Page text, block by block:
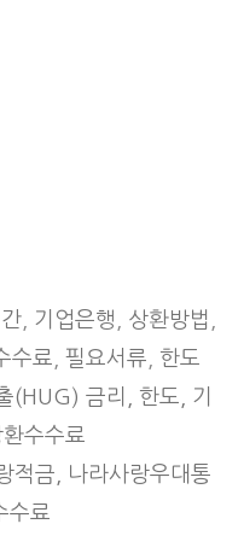
, 기업은행 상환방법
수료 필요서류
한도
(HUG) 금리, 한도, 기
수수료
적금, 나라사랑우대통
수료